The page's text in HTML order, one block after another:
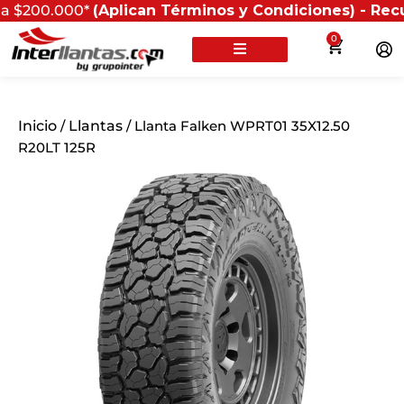
(Aplican Términos y Condiciones) - Recuerda
0
Inicio / Llantas / Llanta Falken WPRT01 35X12.50
R20LT 125R